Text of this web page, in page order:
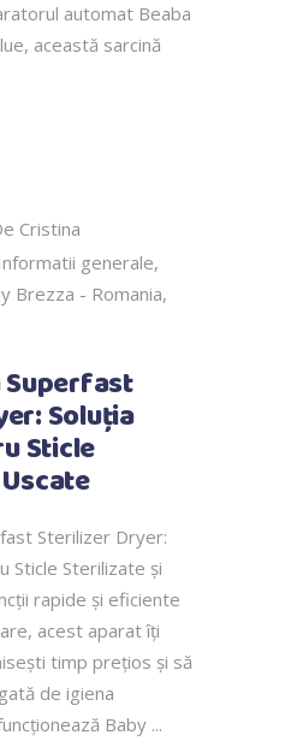
automat Beaba
această sarcină
Cristina
generale,
Brezza - Romania,
Superfast
Soluția
Sticle
Sterilizer Dryer:
Sticle Sterilizate și
rapide și eficiente
acest aparat îți
timp prețios și să
de igiena
Baby